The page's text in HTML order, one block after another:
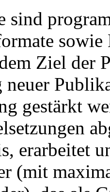
sind
Ziel der
neuer
gestärkt
erarbeitet
(mit